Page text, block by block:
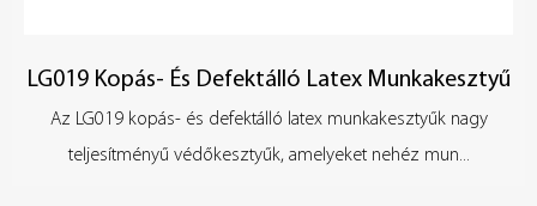
LG019 Kopás- És Defektálló Latex Munkakesztyű
Az LG019 kopás- és defektálló latex munkakesztyűk nagy
teljesítményű védőkesztyűk, amelyeket nehéz mun...